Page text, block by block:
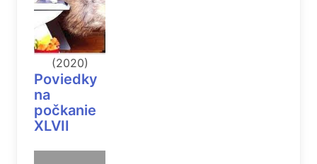
(2020)
Poviedky
na
počkanie
XLVII